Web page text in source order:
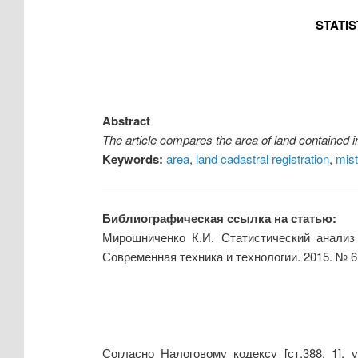
Abstract
The article compares the area of land
Keywords: area, land cadastral registration,
Библиографическая ссылка на статью:
Мирошниченко К.И. Статистический
Современная техника и технологии. 2015. №
Согласно Налоговому кодексу [ст.388,